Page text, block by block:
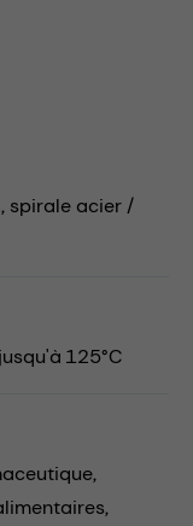
spirale acier /
125°C